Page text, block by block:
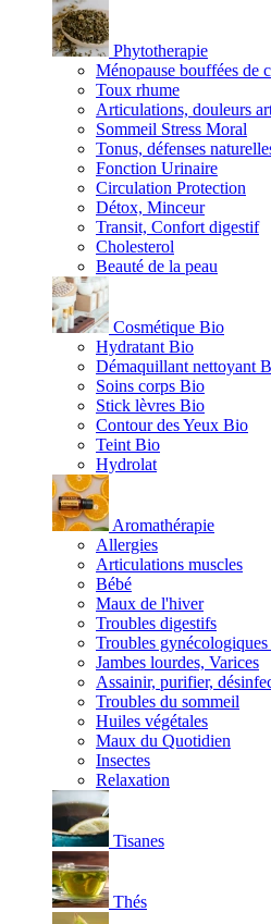
Phytotherapie
Ménopause bouffées de
Toux rhume
Articulations, douleurs
Sommeil Stress Moral
Tonus, défenses
Fonction Urinaire
Circulation Protection
Détox, Minceur
Transit, Confort digestif
Cholesterol
Beauté de la peau
Cosmétique Bio
Hydratant Bio
Démaquillant nettoyant
Soins corps Bio
Stick lèvres Bio
Contour des Yeux Bio
Teint Bio
Hydrolat
Aromathérapie
Allergies
Articulations muscles
Bébé
Maux de l'hiver
Troubles digestifs
Troubles gynécologiques
Jambes lourdes, Varices
Assainir, purifier,
Troubles du sommeil
Huiles végétales
Maux du Quotidien
Insectes
Relaxation
Tisanes
Thés